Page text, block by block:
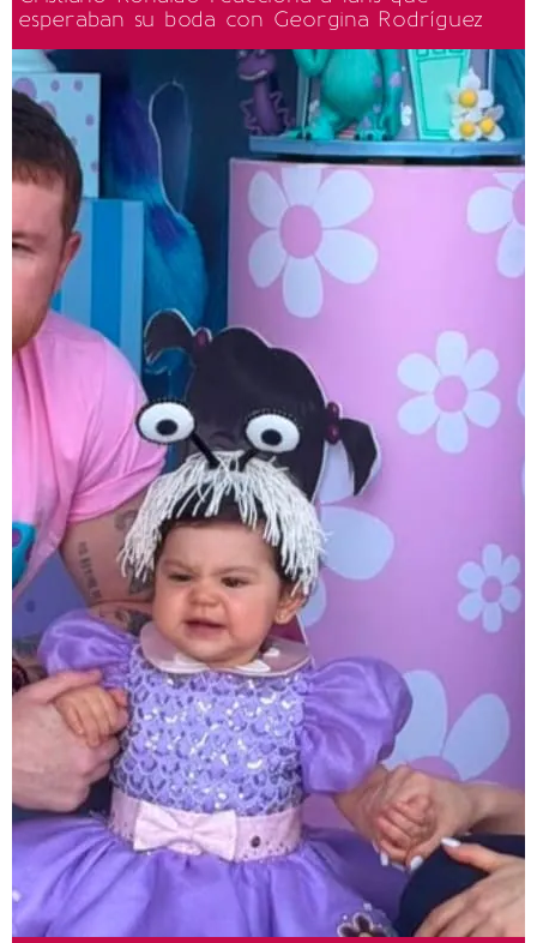
esperaban su boda con Georgina Rodríguez